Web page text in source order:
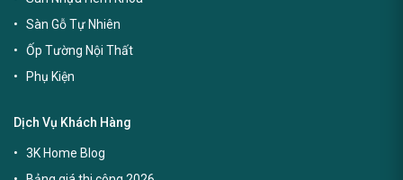
Sàn Gỗ Tự Nhiên
Ốp Tường Nội Thất
Phụ Kiện
Dịch Vụ Khách Hàng
3K Home Blog